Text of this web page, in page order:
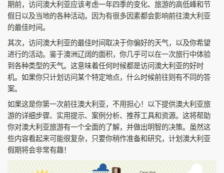
期前，访问澳大利亚应该考虑一年四季的变化、旅游的高低峰和节
假日以及当地的各种活动。因为有很多因素都会影响前往澳大利亚
的最佳时间。
其次，访问澳大利亚的最佳时间取决于你偏好的天气，以及你希望
进行的活动。鉴于澳洲辽阔的面积，你几乎可以在一次旅行中体验
到各种类型的天气。这意味着任何时候都是访问澳大利亚的好时
机。如果你只计划访问某个特定地点，什么时候前往则有不同的答
案。
如果这是你第一次前往澳大利亚，不用担心！以下提供澳大利亚旅
游的详细步骤、实用提示、案例分析、推荐工具和资源。这将帮助
你对澳大利亚旅游有一个全面的了解，并做出明智的决策。虽然这
些内容看起来可能很复杂，只要你稍作准备和研究，计划澳大利亚
假期将会非常有趣！